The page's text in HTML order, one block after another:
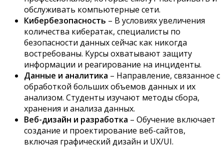
обслуживать компьютерные сети.
Кибербезопасность – В условиях увеличения
количества кибератак, специалисты по
безопасности данных сейчас как никогда
востребованы. Курсы охватывают защиту
информации и реагирование на инциденты.
Данные и аналитика – Направление, связанное с
обработкой больших объемов данных и их
анализом. Студенты изучают методы сбора,
хранения и анализа данных.
Веб-дизайн и разработка – Обучение включает
создание и проектирование веб-сайтов,
включая графический дизайн и UX/UI.